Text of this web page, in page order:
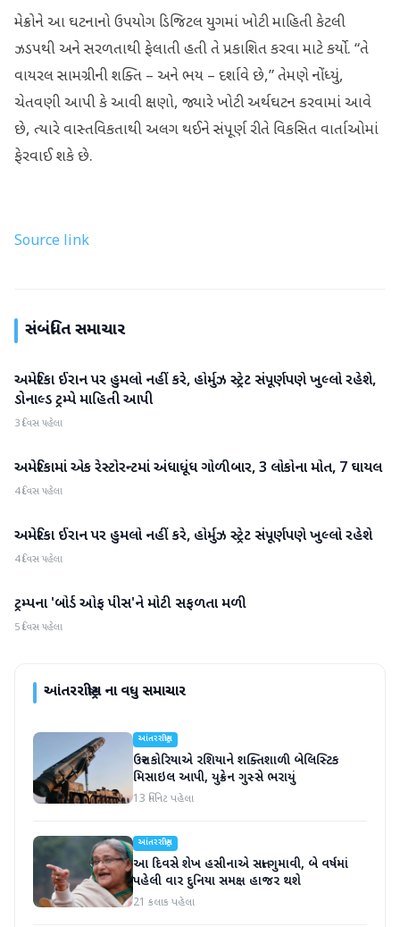
મેક્રોને આ ઘટનાનો ઉપયોગ ડિજિટલ યુગમાં ખોટી માહિતી કેટલી
ઝડપથી અને સરળતાથી ફેલાતી હતી તે પ્રકાશિત કરવા માટે કર્યો. “તે
વાયરલ સામગ્રીની શક્તિ – અને ભય – દર્શાવે છે,” તેમણે નોંધ્યું,
ચેતવણી આપી કે આવી ક્ષણો, જ્યારે ખોટી અર્થઘટન કરવામાં આવે
છે, ત્યારે વાસ્તવિકતાથી અલગ થઈને સંપૂર્ણ રીતે વિકસિત વાર્તાઓમાં
ફેરવાઈ શકે છે.
Source link
સંબંધિત સમાચાર
આંતરરાષ્ટ્રીય
અમેરિકા ઈરાન પર હુમલો નહીં કરે, હોર્મુઝ સ્ટ્રેટ સંપૂર્ણપણે ખુલ્લો રહેશે,
ડોનાલ્ડ ટ્રમ્પે માહિતી આપી
3 દિવસ પહેલા
આંતરરાષ્ટ્રીય
અમેરિકામાં એક રેસ્ટોરન્ટમાં અંધાધૂંધ ગોળીબાર, 3 લોકોના મોત, 7 ઘાયલ
4 દિવસ પહેલા
આંતરરાષ્ટ્રીય
અમેરિકા ઈરાન પર હુમલો નહીં કરે, હોર્મુઝ સ્ટ્રેટ સંપૂર્ણપણે ખુલ્લો રહેશે
4 દિવસ પહેલા
આંતરરાષ્ટ્રીય
ટ્રમ્પના 'બોર્ડ ઓફ પીસ'ને મોટી સફળતા મળી
5 દિવસ પહેલા
આંતરરાષ્ટ્રીયના વધુ સમાચાર
આંતરરાષ્ટ્રીય
ઉત્તર કોરિયાએ રશિયાને શક્તિશાળી બેલિસ્ટિક
મિસાઇલ આપી, યુક્રેન ગુસ્સે ભરાયું
13 મિનિટ પહેલા
આંતરરાષ્ટ્રીય
આ દિવસે શેખ હસીનાએ સત્તા ગુમાવી, બે વર્ષમાં
પહેલી વાર દુનિયા સમક્ષ હાજર થશે
21 કલાક પહેલા